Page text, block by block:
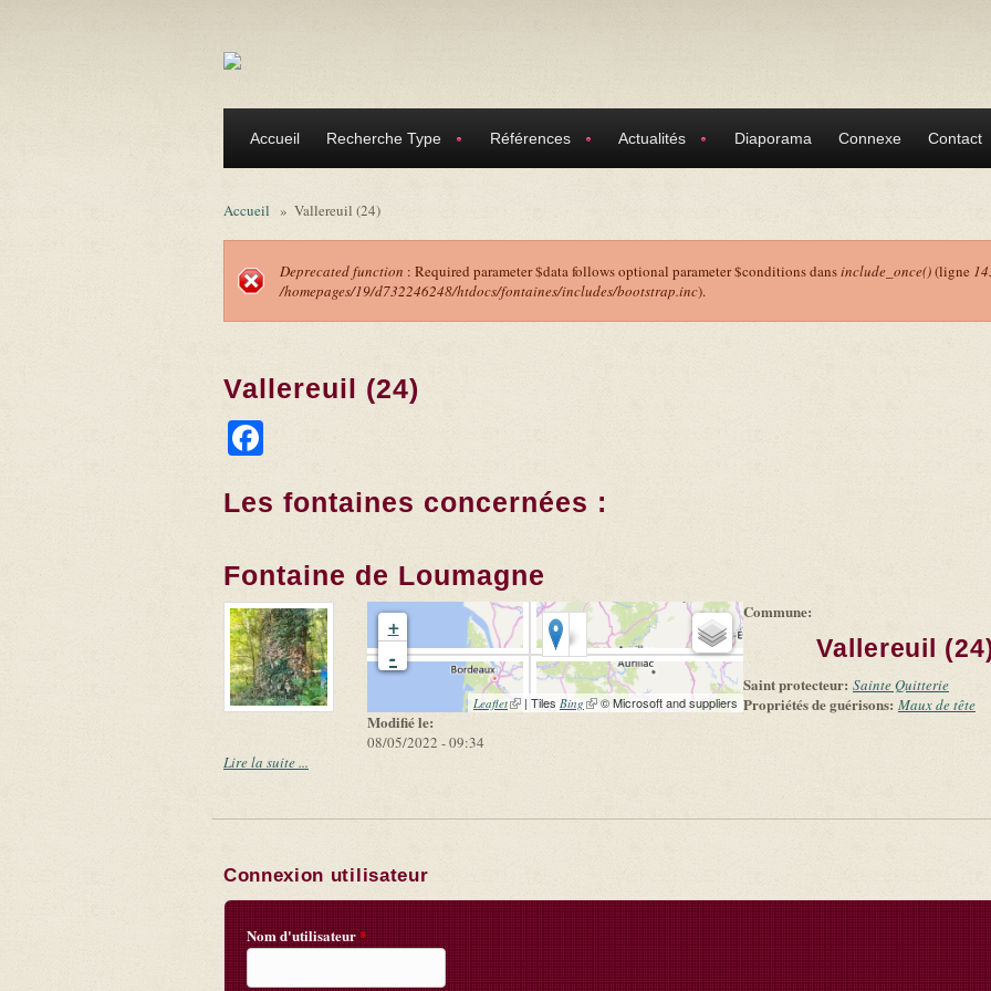
Accueil Recherche Type Références Actualités Diaporama Connexe Contact
Accueil » Vallereuil (24)
Message d'erreur
Deprecated function : Required parameter $data follows optional parameter $conditions dansinclude_once()(ligne
/homepages/19/d732246248/htdocs/fontaines/includes/bootstrap.inc).
Vallereuil (24)
Les fontaines concernées :
Fontaine de Loumagne
+
-
Leaflet(link is external)
| Tiles Bing(link is external)
© Microsoft and suppliers
Modifié le:
08/05/2022 - 09:34
Commune:
Vallereuil
Saint protecteur: Sainte Quitterie
Propriétés de guérisons: Maux de tête
Lire la suite ...
Connexion utilisateur
Nom d'utilisateur*